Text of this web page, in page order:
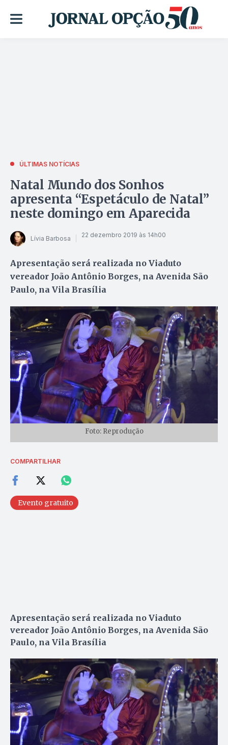
ÚLTIMAS NOTÍCIAS
Natal Mundo dos Sonhos
apresenta “Espetáculo de Natal”
neste domingo em Aparecida
Lívia Barbosa 22 dezembro 2019 às 14h00
Apresentação será realizada no Viaduto
vereador João Antônio Borges, na Avenida São
Paulo, na Vila Brasília
Foto: Reprodução
COMPARTILHAR
Evento gratuito
Apresentação será realizada no Viaduto
vereador João Antônio Borges, na Avenida São
Paulo, na Vila Brasília